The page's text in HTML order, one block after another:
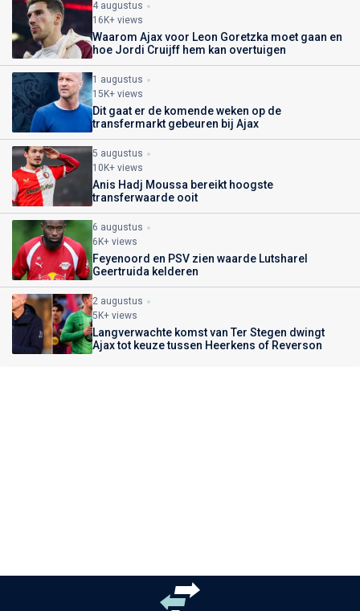
4 augustus
16K+ views
Waarom Ajax voor Leon Goretzka moet gaan en
hoe Jordi Cruijff hem kan overtuigen
1 augustus
15K+ views
Dit gaat er de komende weken op de
transfermarkt gebeuren bij Ajax
5 augustus
10K+ views
Anis Hadj Moussa bereikt hoogste
transferwaarde ooit
6 augustus
6K+ views
Feyenoord en PSV zien waarde Lutsharel
Geertruida kelderen
2 augustus
5K+ views
Langverwachte komst van Ter Stegen dwingt
Ajax tot keuze tussen Heerkens of Reverson